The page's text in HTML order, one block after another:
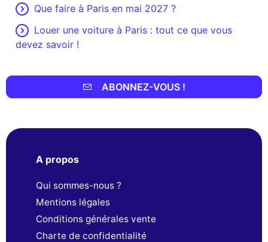
Que faire à Paris en mai 2027 ?
Louer une voiture à Paris : tout ce que vous
devez savoir !
ABONNEZ-VOUS !
A propos
Qui sommes-nous ?
Mentions légales
Conditions générales vente
Charte de confidentialité